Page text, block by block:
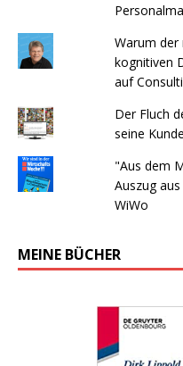
Warum der
kognitiven
auf
Der Fluch
seine
"Aus dem
Auszug
WiWo
MEINE BÜCHER